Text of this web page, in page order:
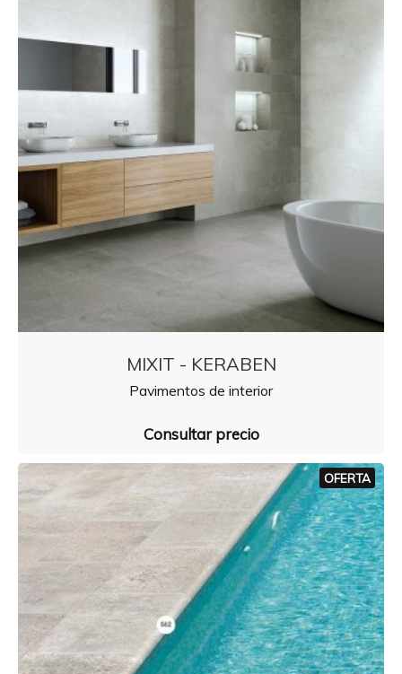
MIXIT - KERABEN
Pavimentos de interior
Consultar precio
OFERTA